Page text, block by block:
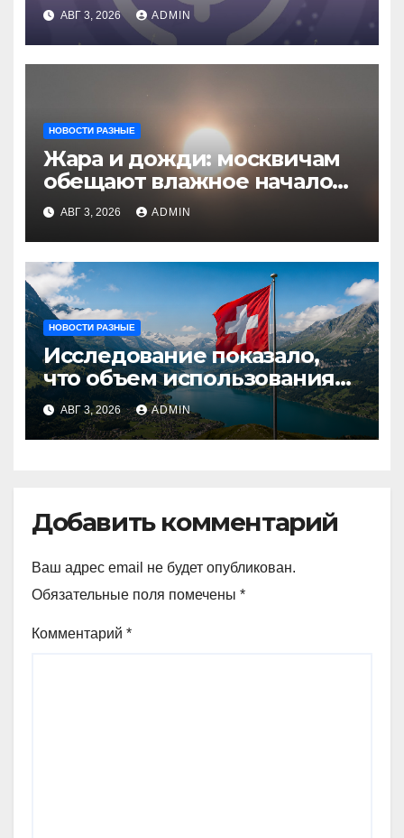
АВГ 3, 2026 ADMIN
НОВОСТИ РАЗНЫЕ
Жара и дожди: москвичам
обещают влажное начало
августа
АВГ 3, 2026 ADMIN
НОВОСТИ РАЗНЫЕ
Исследование показало,
что объем использования
криптовалют в Швейцарии
в два раза превышает
аналогичный показатель в
АВГ 3, 2026 ADMIN
Добавить комментарий
Ваш адрес email не будет опубликован.
Обязательные поля помечены *
Комментарий *